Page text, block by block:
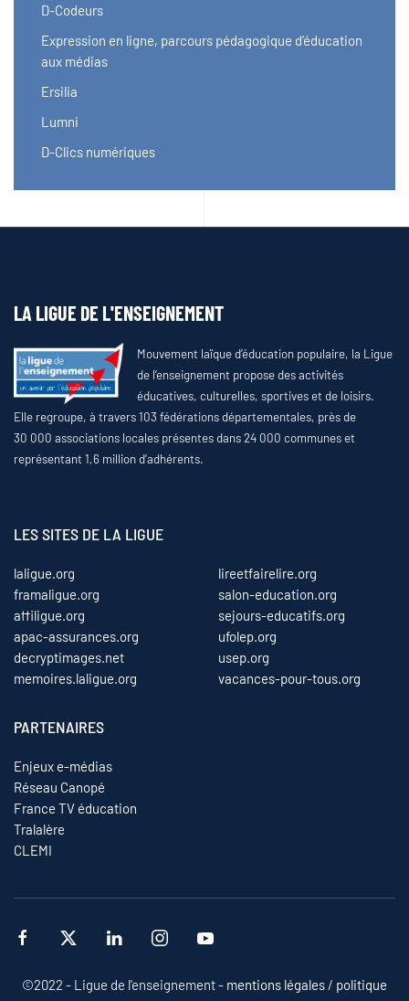
D-Codeurs
Expression en ligne, parcours pédagogique d’éducation
aux médias
Ersilia
Lumni
D-Clics numériques
LA LIGUE DE L'ENSEIGNEMENT
Mouvement laïque d’éducation populaire, la Ligue
de l’enseignement propose des activités
éducatives, culturelles, sportives et de loisirs.
Elle regroupe, à travers 103 fédérations départementales, près de
30 000 associations locales présentes dans 24 000 communes et
représentant 1,6 million d’adhérents.
LES SITES DE LA LIGUE
laligue.org
framaligue.org
affiligue.org
apac-assurances.org
decryptimages.net
memoires.laligue.org
lireetfairelire.org
salon-education.org
sejours-educatifs.org
ufolep.org
usep.org
vacances-pour-tous.org
PARTENAIRES
Enjeux e-médias
Réseau Canopé
France TV éducation
Tralalère
CLEMI
©2022 - Ligue de l'enseignement - mentions légales / politique